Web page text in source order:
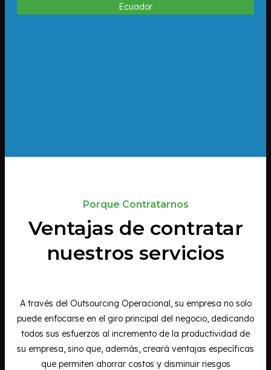
Ecuador
Porque Contratarnos
Ventajas de contratar
nuestros servicios
A través del Outsourcing Operacional, su empresa no solo
puede enfocarse en el giro principal del negocio, dedicando
todos sus esfuerzos al incremento de la productividad de
su empresa, sino que, además, creará ventajas específicas
que permiten ahorrar costos y disminuir riesgos